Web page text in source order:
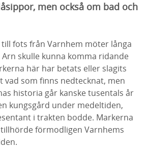
men också om bad och
fots från Varnhem möter långa
skulle kunna komma ridande
här har betats eller slagits
vad som finns nedtecknat, men
historia går kanske tusentals år
kungsgård under medeltiden,
i trakten bodde. Markerna
förmodligen Varnhems